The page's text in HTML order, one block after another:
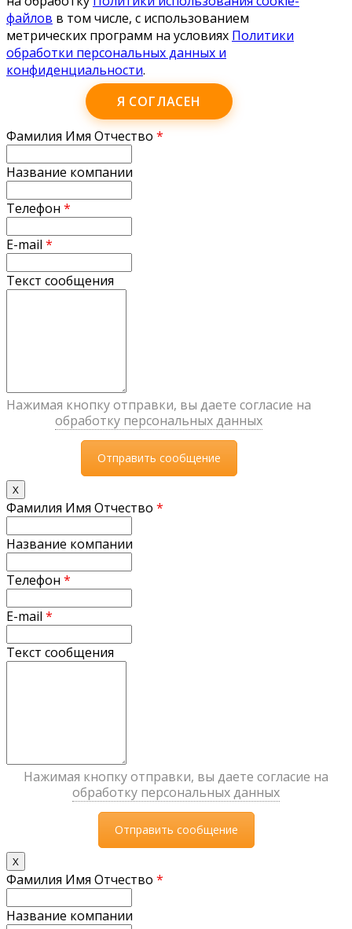
файлов в том числе, с использованием
метрических программ на условиях Политики
обработки персональных данных и
конфиденциальности.
Я СОГЛАСЕН
Фамилия Имя Отчество *
Название компании
Телефон *
E-mail *
Текст сообщения
Нажимая кнопку отправки, вы даете согласие на
обработку персональных данных
X
Фамилия Имя Отчество *
Название компании
Телефон *
E-mail *
Текст сообщения
Нажимая кнопку отправки, вы даете согласие на
обработку персональных данных
X
Фамилия Имя Отчество *
Название компании